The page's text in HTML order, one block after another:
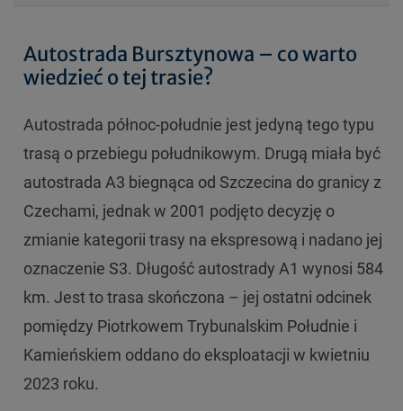
Autostrada Bursztynowa – co warto
wiedzieć o tej trasie?
Autostrada północ-południe jest jedyną tego typu
trasą o przebiegu południkowym. Drugą miała być
autostrada A3 biegnąca od Szczecina do granicy z
Czechami, jednak w 2001 podjęto decyzję o
zmianie kategorii trasy na ekspresową i nadano jej
oznaczenie S3. Długość autostrady A1 wynosi 584
km. Jest to trasa skończona – jej ostatni odcinek
pomiędzy Piotrkowem Trybunalskim Południe i
Kamieńskiem oddano do eksploatacji w kwietniu
2023 roku.